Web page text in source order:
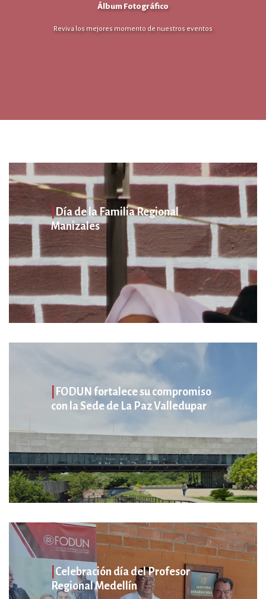
Álbum Fotográfico
Reviva los mejores momento de nuestros eventos
|Día de la Familia Regional
Manizales
FODUN fortalece su compromiso
con la Sede de La Paz Valledupar
Celebración día del Profesor
Regional Medellín